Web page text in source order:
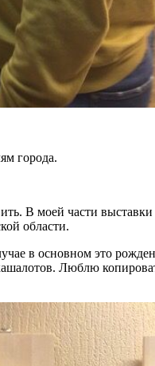
города.
В моей части
области.
в основном это
Люблю